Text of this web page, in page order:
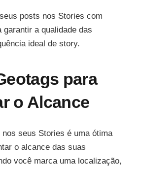
posts nos Stories com
garantir a qualidade das
ideal de story.
para
o Alcance
seus Stories é uma ótima
o alcance das suas
você marca uma localização,